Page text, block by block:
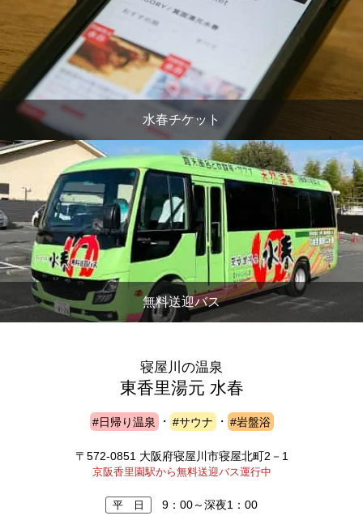
水春チケット
無料送迎バス
寝屋川の温泉
東香里湯元 水春
#日帰り温泉 ・ #サウナ ・ #岩盤浴
〒572-0851 大阪府寝屋川市寝屋北町2－1
京阪香里園駅から無料送迎バス運行中
平 日
9：00～深夜1：00